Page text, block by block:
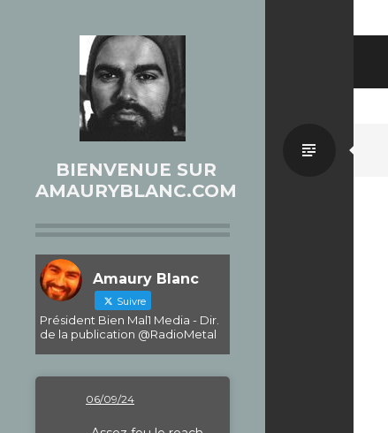
BIENVENUE SUR
AMAURYBLANC.COM
Amaury Blanc
Suivre
Président Bien Mal1 Media - Dir.
de la publication @RadioMetal
06/09/24
Par